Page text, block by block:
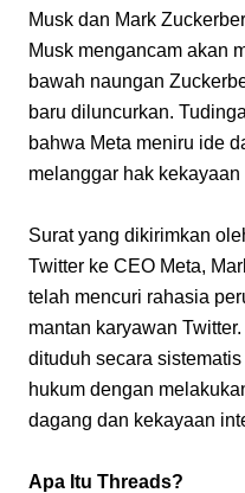
Musk dan Mark
Musk mengancam akan
bawah naungan
baru diluncurkan.
bahwa Meta meniru ide
melanggar hak
Surat yang dikirimkan
Twitter ke CEO Meta,
telah mencuri rahasia
mantan karyawan
dituduh secara
hukum dengan
dagang dan kekayaan
Apa Itu Threads?